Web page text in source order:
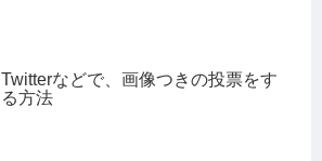
Twitterなどで、画像つきの投票をす
る方法